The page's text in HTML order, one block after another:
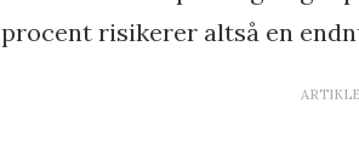
procent risikerer altså en